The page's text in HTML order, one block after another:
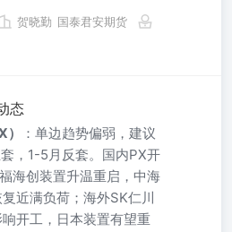
贺晓勤 国泰君安期货
态
：单边趋势偏弱，建议
，1-5月反套。国内PX开
海创装置升温重启，中海
近满负荷；海外SK仁川
开工，日本装置有望重